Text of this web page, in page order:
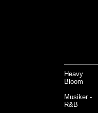
Heavy
Bloom
Musiker -
R&B